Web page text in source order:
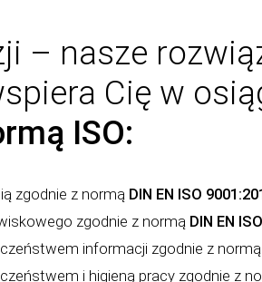
– nasze
Cię w
ISO:
zgodnie z normą DIN EN ISO
zgodnie z normą DIN EN
informacji zgodnie z normą
i higieną pracy zgodnie z